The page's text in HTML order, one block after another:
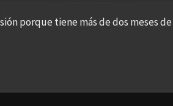
porque tiene más de dos meses